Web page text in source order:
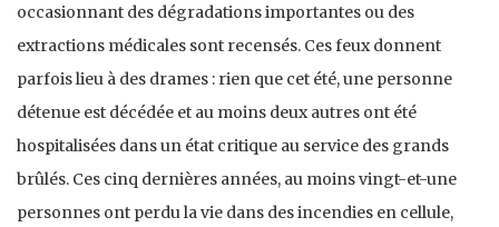
occasionnant des dégradations importantes ou des
extractions médicales sont recensés. Ces feux donnent
parfois lieu à des drames : rien que cet été, une personne
détenue est décédée et au moins deux autres ont été
hospitalisées dans un état critique au service des grands
brûlés. Ces cinq dernières années, au moins vingt-et-une
personnes ont perdu la vie dans des incendies en cellule,